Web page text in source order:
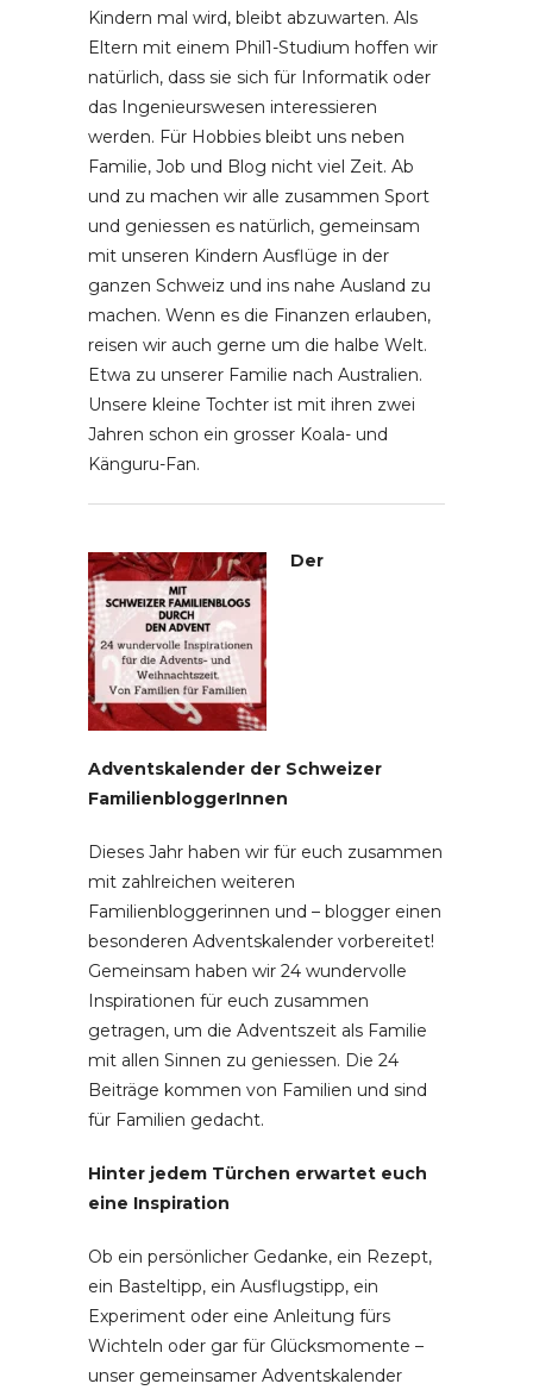
Kindern mal wird, bleibt abzuwarten. Als
Eltern mit einem Phil1-Studium hoffen wir
natürlich, dass sie sich für Informatik oder
das Ingenieurswesen interessieren
werden. Für Hobbies bleibt uns neben
Familie, Job und Blog nicht viel Zeit. Ab
und zu machen wir alle zusammen Sport
und geniessen es natürlich, gemeinsam
mit unseren Kindern Ausflüge in der
ganzen Schweiz und ins nahe Ausland zu
machen. Wenn es die Finanzen erlauben,
reisen wir auch gerne um die halbe Welt.
Etwa zu unserer Familie nach Australien.
Unsere kleine Tochter ist mit ihren zwei
Jahren schon ein grosser Koala- und
Känguru-Fan.
Der
Adventskalender der Schweizer
FamilienbloggerInnen
Dieses Jahr haben wir für euch zusammen
mit zahlreichen weiteren
Familienbloggerinnen und – blogger einen
besonderen Adventskalender vorbereitet!
Gemeinsam haben wir 24 wundervolle
Inspirationen für euch zusammen
getragen, um die Adventszeit als Familie
mit allen Sinnen zu geniessen. Die 24
Beiträge kommen von Familien und sind
für Familien gedacht.
Hinter jedem Türchen erwartet euch
eine Inspiration
Ob ein persönlicher Gedanke, ein Rezept,
ein Basteltipp, ein Ausflugstipp, ein
Experiment oder eine Anleitung fürs
Wichteln oder gar für Glücksmomente –
unser gemeinsamer Adventskalender